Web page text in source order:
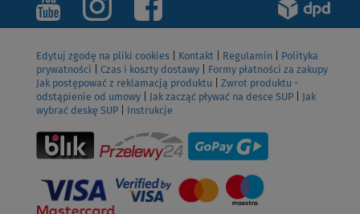
Edytuj zgodę na pliki cookies Kontakt Regulamin
Polityka
prywatności
Czas i koszty dostawy
Formy płatności za zakupy
Jak postępować z reklamacją produktu
Zwrot produktu -
odstąpienie od umowy
Jak zacząć pływać na desce SUP
Jak
wybrać deskę SUP
Instrukcje